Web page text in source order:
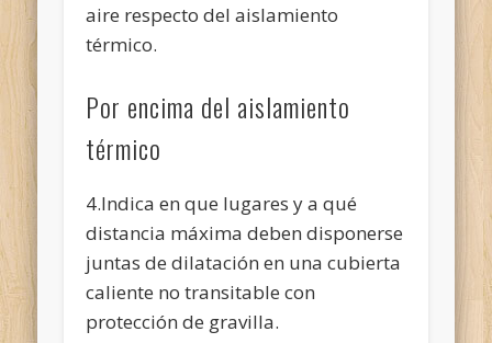
aire respecto del aislamiento
térmico.
Por encima del aislamiento
térmico
4.Indica en que lugares y a qué
distancia máxima deben disponerse
juntas de dilatación en una cubierta
caliente no transitable con
protección de gravilla.